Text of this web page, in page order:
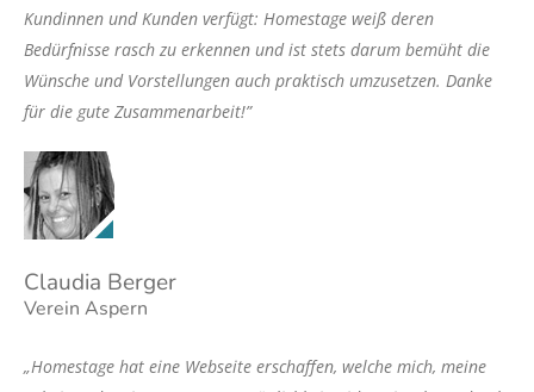
Kundinnen und Kunden verfügt: Homestage weiß deren
Bedürfnisse rasch zu erkennen und ist stets darum bemüht die
Wünsche und Vorstellungen auch praktisch umzusetzen. Danke
für die gute Zusammenarbeit!”
Claudia Berger
Verein Aspern
„Homestage hat eine Webseite erschaffen, welche mich, meine